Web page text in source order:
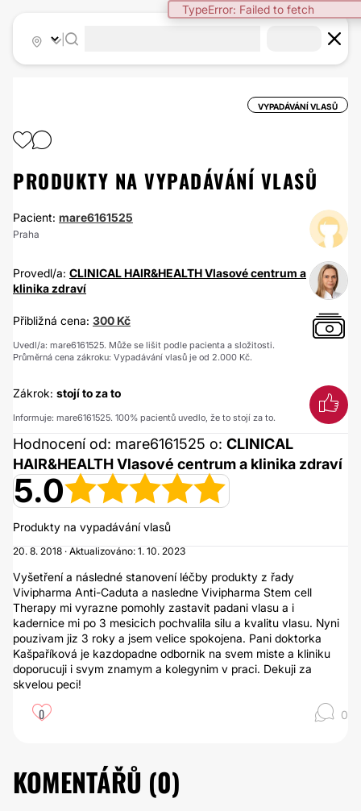
TypeError: Failed to fetch
VYPADÁVÁNÍ VLASŮ
PRODUKTY NA VYPADÁVÁNÍ VLASŮ
Pacient: mare6161525
Praha
Provedl/a: CLINICAL HAIR&HEALTH Vlasové centrum a
klinika zdraví
Přibližná cena: 300 Kč
Uvedl/a: mare6161525. Může se lišit podle pacienta a složitosti.
Průměrná cena zákroku: Vypadávání vlasů je od 2.000 Kč.
Zákrok: stojí to za to
Informuje: mare6161525. 100% pacientů uvedlo, že to stojí za to.
Hodnocení od: mare6161525 o: CLINICAL
HAIR&HEALTH Vlasové centrum a klinika zdraví
5.0
Produkty na vypadávání vlasů
20. 8. 2018 · Aktualizováno: 1. 10. 2023
Vyšetření a následné stanovení léčby produkty z řady
Vivipharma Anti-Caduta a nasledne Vivipharma Stem cell
Therapy mi vyrazne pomohly zastavit padani vlasu a i
kadernice mi po 3 mesicich pochvalila silu a kvalitu vlasu. Nyni
pouzivam jiz 3 roky a jsem velice spokojena. Pani doktorka
Kašpaříková je kazdopadne odbornik na svem miste a kliniku
doporucuji i svym znamym a kolegynim v praci. Dekuji za
skvelou peci!
0 0
KOMENTÁŘŮ (0)